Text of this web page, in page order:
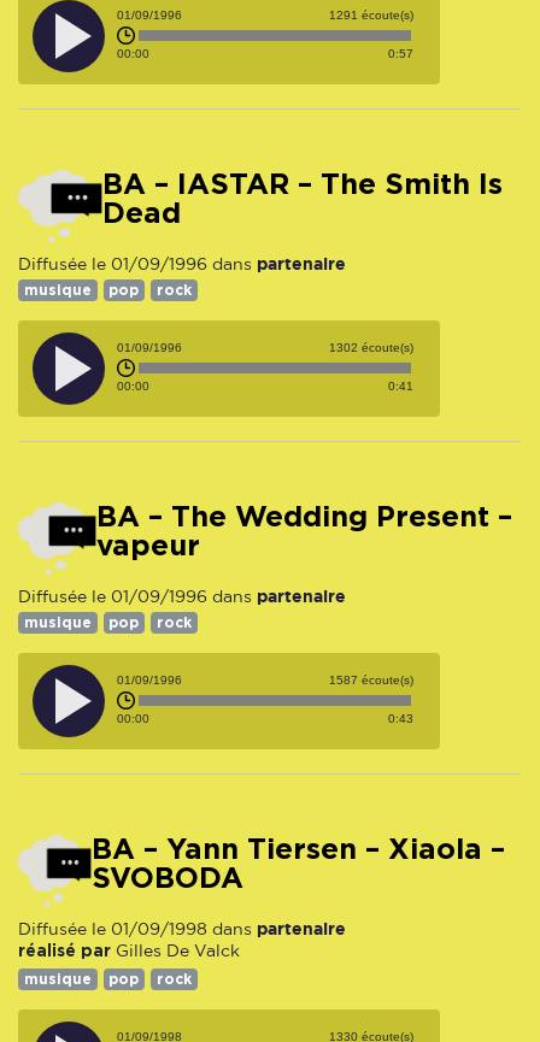
01/09/1996 1291 écoute(s)
00:00 0:57
BA – IASTAR – The Smith Is
Dead
Diffusée le 01/09/1996 dans partenaire
musique pop rock
01/09/1996 1302 écoute(s)
00:00 0:41
BA – The Wedding Present –
vapeur
Diffusée le 01/09/1996 dans partenaire
musique pop rock
01/09/1996 1587 écoute(s)
00:00 0:43
BA – Yann Tiersen – Xiaola –
SVOBODA
Diffusée le 01/09/1998 dans partenaire
réalisé par Gilles De Valck
musique pop rock
01/09/1998 1330 écoute(s)